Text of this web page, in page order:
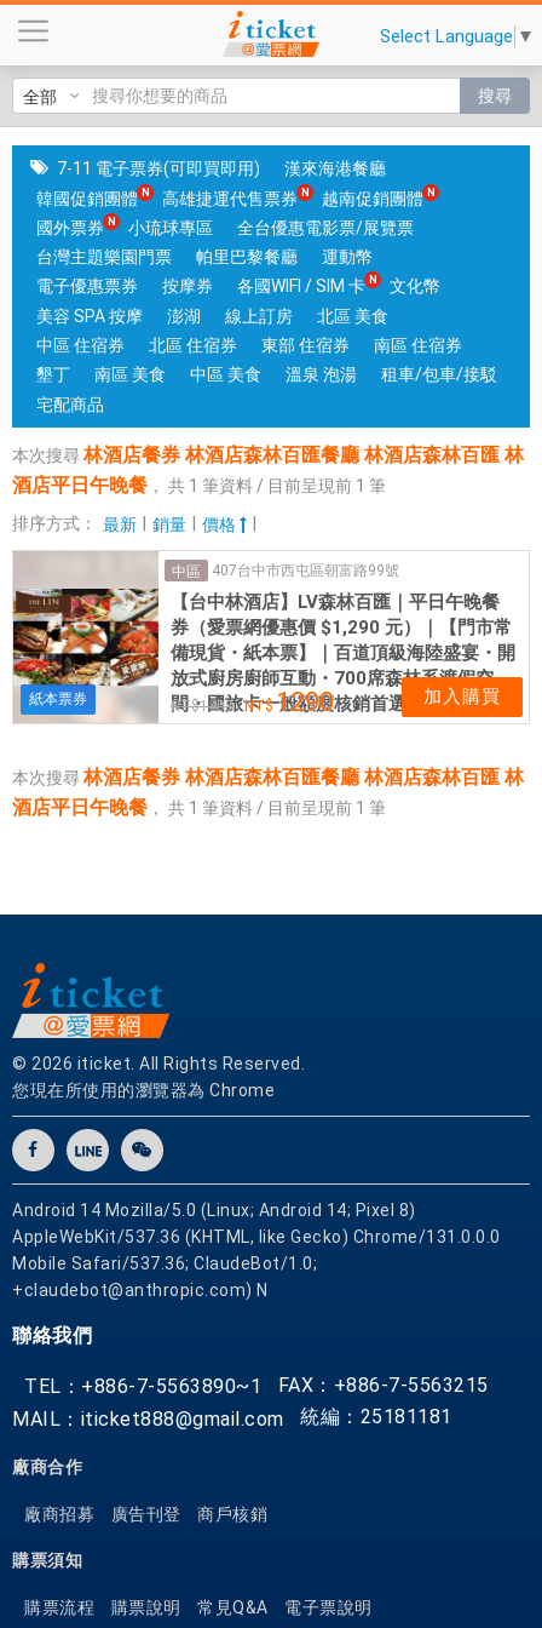
店
餐
券
林
酒
店
森
林
百
匯
餐
林
酒
店
林
百
匯
林
酒
店
平
午
晚
券
Select Language ▼
搜尋
7-11 電子票券(可即買即用)
漢來海港餐廳
韓國促銷團體
高雄捷運代售票券
越南促銷團體
國外票券
小琉球專區
全台優惠電影票/展覽票
台灣主題樂園門票
帕里巴黎餐廳
運動幣
電子優惠票券
按摩券 各國WIFI / SIM 卡
文化幣
美容 SPA 按摩
澎湖 線上訂房
北區 美食
中區 住宿券
北區 住宿券 東部 住宿券
南區 住宿券
墾丁
南區 美食 中區 美食 溫泉 泡湯
租車/包車/接駁
宅配商品
本次搜尋林酒店餐券 林酒店森林百匯餐廳 林酒店森林百匯 林
酒店平日午晚餐 ， 共 1 筆資料 / 目前呈現前 1 筆
排序方式：
最新 銷量 價格
紙本票券
中區 407台中市西屯區朝富路99號
【台中林酒店】LV森林百匯｜平日午晚餐
券（愛票網優惠價 $1,290 元）｜【門市常
備現貨・紙本票】｜百道頂級海陸盛宴・開
放式廚房廚師互動・700席森林系渡假空
間・國旅卡一般額度核銷首選
1408 1290 加入購買
本次搜尋林酒店餐券 林酒店森林百匯餐廳 林酒店森林百匯 林
酒店平日午晚餐 ， 共 1 筆資料 / 目前呈現前 1 筆
© 2026 iticket. All Rights Reserved.
您現在所使用的瀏覽器為 Chrome
Android 14 Mozilla/5.0 (Linux; Android 14; Pixel 8)
AppleWebKit/537.36 (KHTML, like Gecko) Chrome/131.0.0.0
Mobile Safari/537.36; ClaudeBot/1.0;
+claudebot@anthropic.com) N
聯絡我們
TEL：+886-7-5563890~1
FAX：+886-7-5563215
MAIL：iticket888@gmail.com
統編：25181181
廠商合作
廠商招募 廣告刊登 商戶核銷
購票須知
購票流程 購票說明 常見Q&A 電子票說明